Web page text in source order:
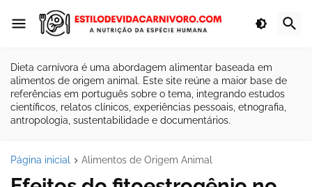
Dieta carnívora é uma abordagem alimentar baseada em
alimentos de origem animal. Este site reúne a maior base de
referências em português sobre o tema, integrando estudos
científicos, relatos clínicos, experiências pessoais, etnografia,
antropologia, sustentabilidade e documentários.
Página inicial Alimentos de Origem Animal